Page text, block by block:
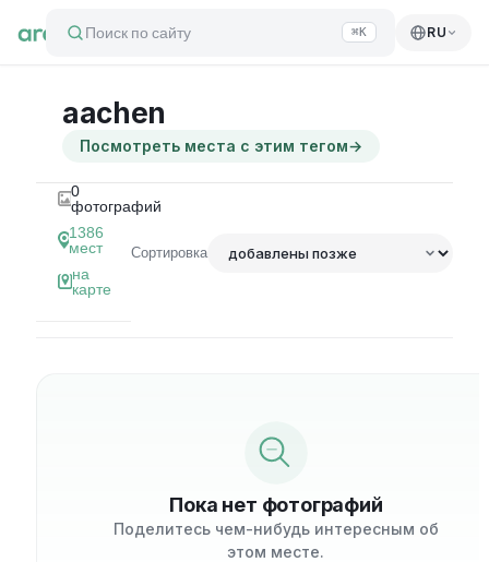
Поиск по сайту ⌘K RU
aachen
Посмотреть места с этим тегом→
0
фотографий
1386
мест
на
карте
Сортировка
Пока нет фотографий
Поделитесь чем-нибудь интересным об
этом месте.